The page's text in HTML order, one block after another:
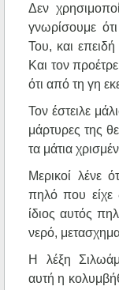
Δεν
γνωρίσουμε
Του, και
Και τον
ότι από τη γη
Τον έστειλε
μάρτυρες της
τα μάτια
Μερικοί λένε
πηλό που είχε
ίδιος αυτός
νερό,
Η λέξη Σιλωάμ
αυτή η